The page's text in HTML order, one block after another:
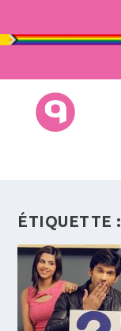
ÉTIQUETTE :